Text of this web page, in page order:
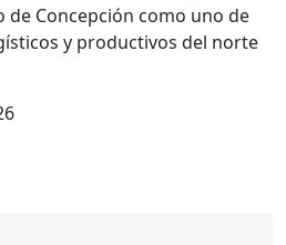
Concepción como uno de
y productivos del norte